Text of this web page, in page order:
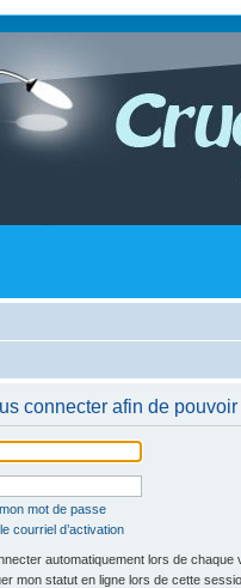
connecter afin de
mot de passe
courriel d’activation
automatiquement lors de chaque
mon statut en ligne lors de cette